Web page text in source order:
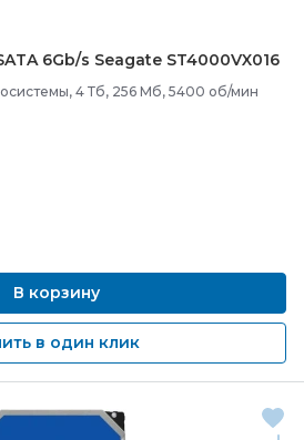
6Gb/s Seagate ST4000VX016
4 Тб, 256 Мб, 5400 об/мин
В корзину
в один клик